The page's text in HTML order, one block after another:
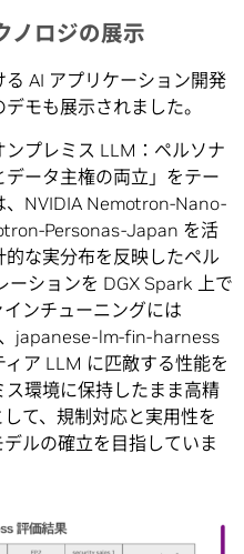
ノロジの展示
AI アプリケーション開発
モも展示されました。
ンプレミス LLM：ペルソナ
ータ主権の両立」をテー
、NVIDIA Nemotron-Nano-
Personas-Japan を活
な実分布を反映したペル
ーションを DGX Spark 上で
ンチューニングには
japanese-lm-fin-harness
ア LLM に匹敵する性能を
環境に保持したまま高精
て、規制対応と実用性を
ルの確立を目指していま